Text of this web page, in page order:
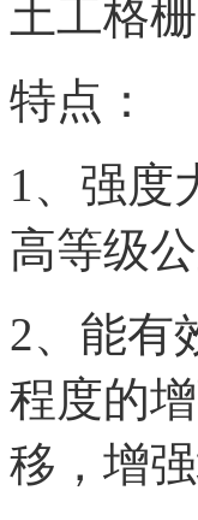
土工格栅
特点：
1、强度
高等级
2、能有
程度的
移，增